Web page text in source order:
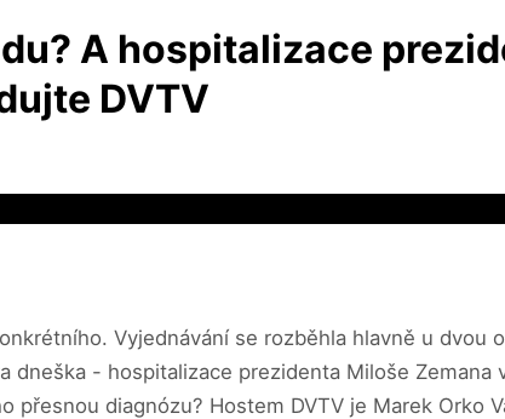
A hospitalizace
DVTV
Vyjednávání se rozběhla hlavně u dvou
- hospitalizace prezidenta Miloše Zemana
diagnózu? Hostem DVTV je Marek Orko